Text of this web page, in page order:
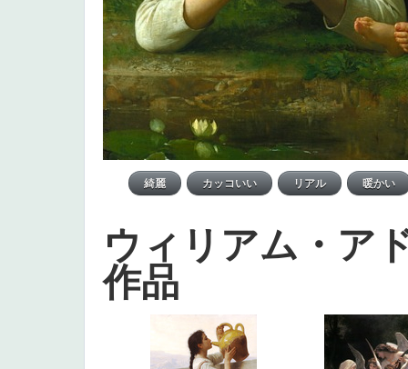
ウィリアム・ア
作品